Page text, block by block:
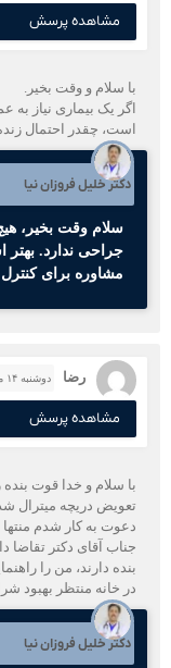
مشاهده پرسش
با سلام و وقت بخیر.
اگر یک بیماری نیاز
است، چقدر احتمال
دکتر خلیل فروزان نیا
سلام وقت بخیر،
جراحی ندارد.
مشاوره برای
رضا دوشنبه ۱۴ مهر ۹۹( 5 سال پیش)
مشاهده پرسش
تعویض دریچه میترال
دعوت به کار شدم منتها
جناب آقای دکتر تقاضا
بنده دارند، من را
در خانه منتظر بهبود
دکتر خلیل فروزان نیا